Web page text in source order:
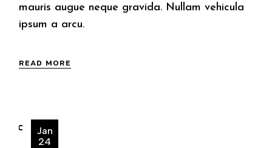
mauris augue neque gravida. Nullam vehicula
ipsum a arcu.
READ MORE
Jan
24